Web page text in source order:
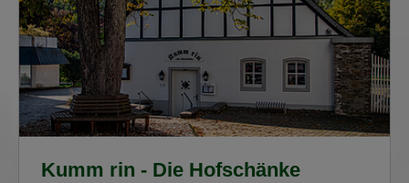
Kumm rin - Die Hofschänke